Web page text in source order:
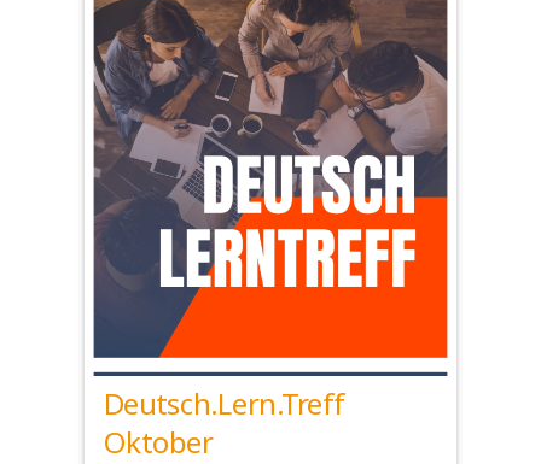
Deutsch.Lern.Treff
Oktober